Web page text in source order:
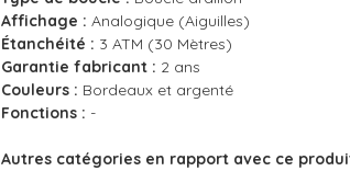
Affichage : Analogique (Aiguilles)
Étanchéité : 3 ATM (30 Mètres)
Garantie fabricant : 2 ans
Couleurs : Bordeaux et argenté
Fonctions : -
Autres catégories en rapport avec ce